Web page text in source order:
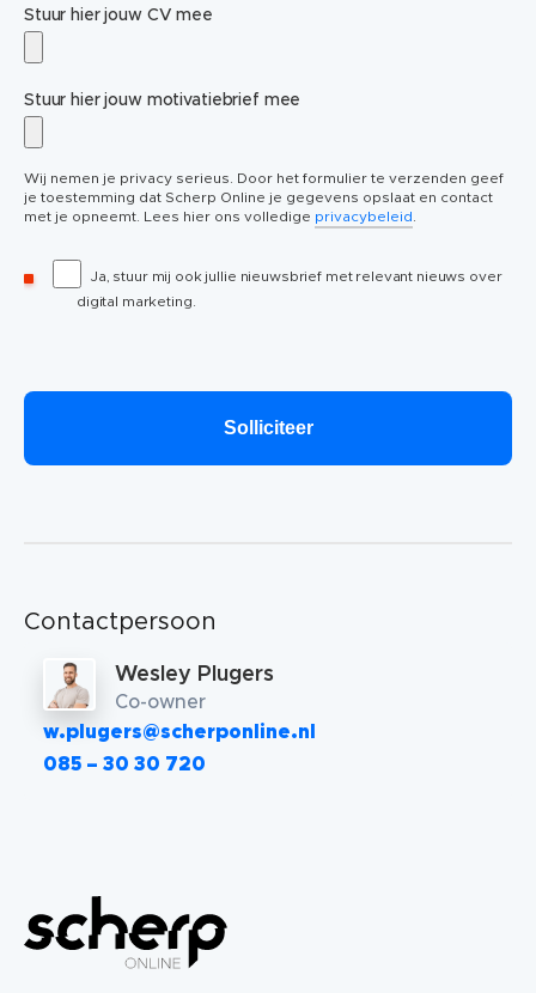
Stuur hier jouw CV mee
Stuur hier jouw motivatiebrief mee
Wij nemen je privacy serieus. Door het formulier te verzenden geef
je toestemming dat Scherp Online je gegevens opslaat en contact
met je opneemt. Lees hier ons volledige privacybeleid
Ja, stuur mij ook jullie nieuwsbrief met relevant nieuws over
digital marketing.
Contactpersoon
Wesley Plugers
Co-owner
w.plugers@scherponline.nl
085 – 30 30 720